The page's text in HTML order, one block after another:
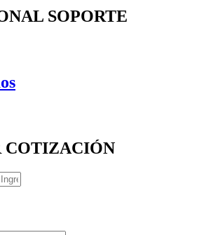
SOPORTE
COTIZACIÓN